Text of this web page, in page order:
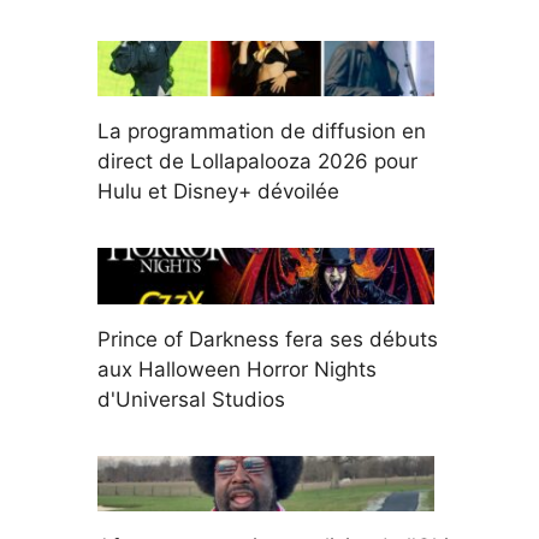
La programmation de diffusion en
direct de Lollapalooza 2026 pour
Hulu et Disney+ dévoilée
Prince of Darkness fera ses débuts
aux Halloween Horror Nights
d'Universal Studios